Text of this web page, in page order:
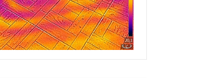
Design Radiators